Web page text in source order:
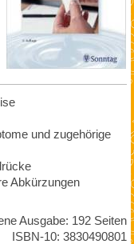
und zugehörige
Abkürzungen
Ausgabe: 192 Seiten
ISBN-10: 3830490801